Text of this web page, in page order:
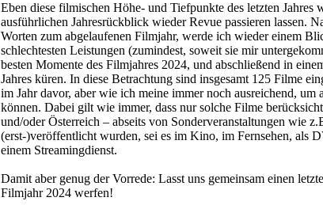
Eben diese filmischen Höhe- und Tiefpunkte des letzten
ausführlichen Jahresrückblick wieder Revue passieren lassen.
Worten zum abgelaufenen Filmjahr, werde ich wieder einem
schlechtesten Leistungen (zumindest, soweit sie mir
besten Momente des Filmjahres 2024, und abschließend in
Jahres küren. In diese Betrachtung sind insgesamt 125 Filme
im Jahr davor, aber wie ich meine immer noch ausreichend, um
können. Dabei gilt wie immer, dass nur solche Filme
und/oder Österreich – abseits von Sonderveranstaltungen wie
(erst-)veröffentlicht wurden, sei es im Kino, im Fernsehen, als
einem Streamingdienst.
Damit aber genug der Vorrede: Lasst uns gemeinsam einen
Filmjahr 2024 werfen!